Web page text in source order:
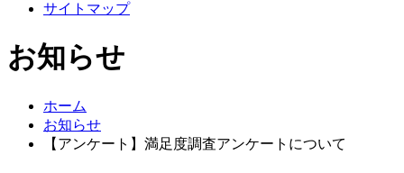
サイトマップ
お知らせ
ホーム
お知らせ
【アンケート】満足度調査アンケートについて